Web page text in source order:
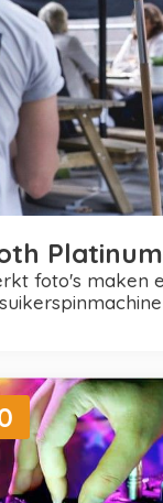
Platinum